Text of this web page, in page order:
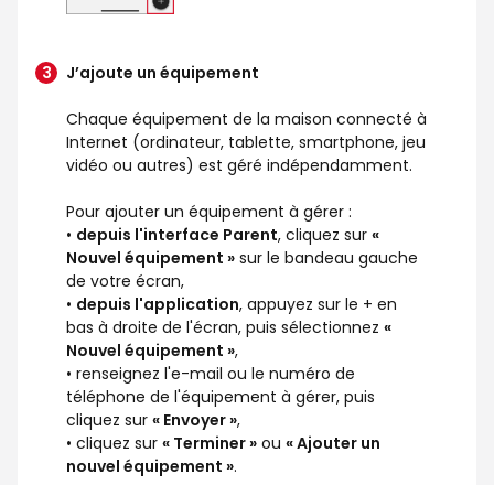
J’ajoute un équipement
Chaque équipement de la maison connecté à
Internet (ordinateur, tablette, smartphone, jeu
vidéo ou autres) est géré indépendamment.
Pour ajouter un équipement à gérer :
• depuis l'interface Parent, cliquez sur «
Nouvel équipement » sur le bandeau gauche
de votre écran,
• depuis l'application, appuyez sur le + en
bas à droite de l'écran, puis sélectionnez «
Nouvel équipement »,
• renseignez l'e-mail ou le numéro de
téléphone de l'équipement à gérer, puis
cliquez sur « Envoyer »,
• cliquez sur « Terminer » ou « Ajouter un
nouvel équipement ».